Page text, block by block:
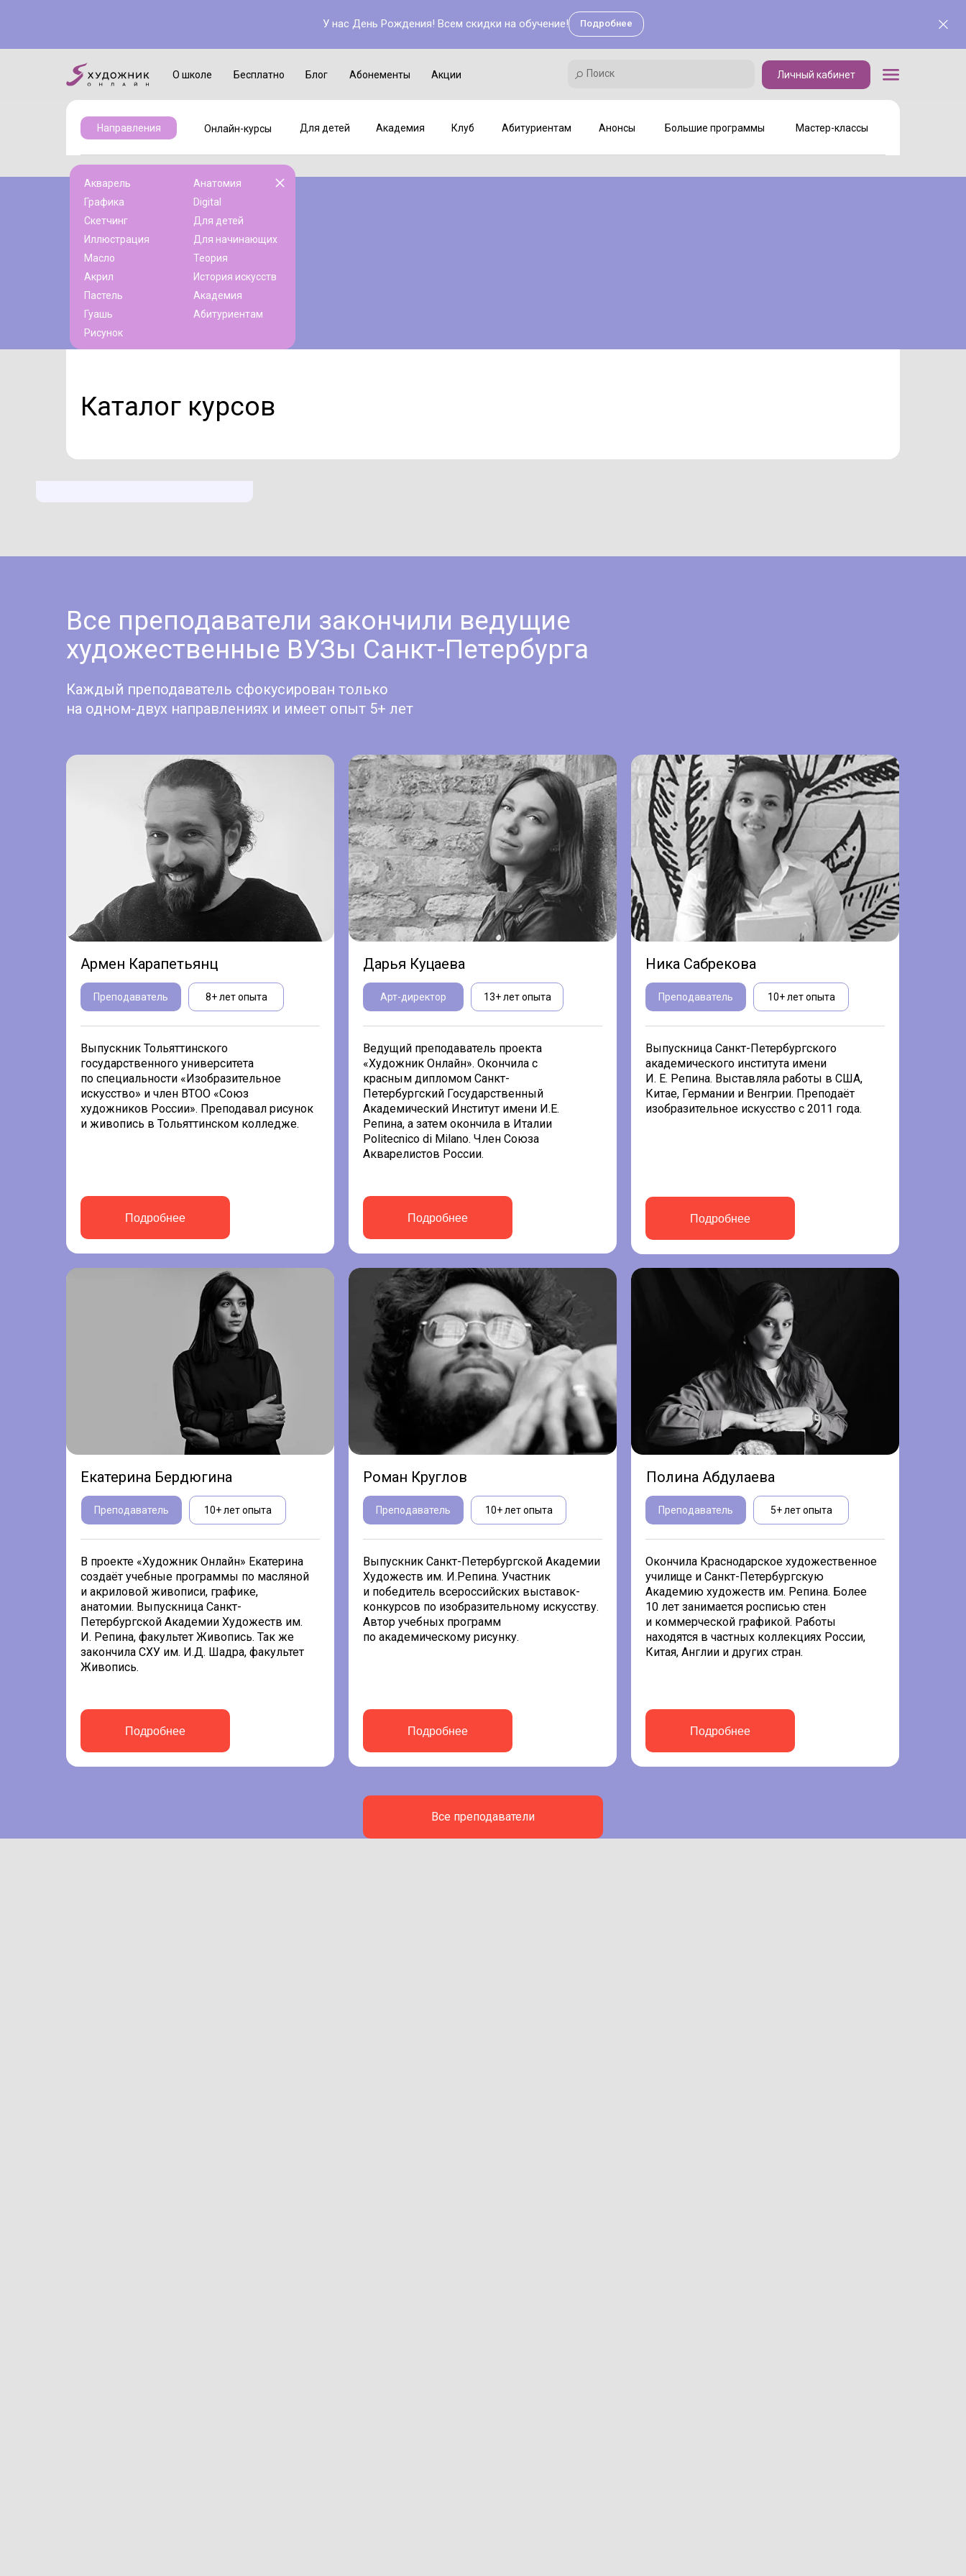
У нас День Рождения! Всем скидки на обучение! Подробнее
Блог Акции
Абонементы
О школе Бесплатно Личный кабинет
Поиск
Мастер-классы
Для детей Академия Клуб Абитуриентам Анонсы Большие программы
Онлайн-курсы
Направления
Поиск
Академия Клуб Мастер-классы
Акварель
Графика
Скетчинг
Иллюстрация
Масло
Акрил
Пастель
Гуашь
Рисунок
Анатомия
Digital
Для детей
Для начинающих
Теория
История искусств
Академия
Абитуриентам
Каталог курсов
Подробнее
Полина Абдулаева
5+ лет опыта
Преподаватель
Окончила Краснодарское художественное
училище и Санкт-Петербургскую
Академию художеств им. Репина. Более
10 лет занимается росписью стен
и коммерческой графикой. Работы
находятся в частных коллекциях России,
Китая, Англии и других стран.
Подробнее
Роман Круглов
10+ лет опыта
Преподаватель
Выпускник Санкт-Петербургской Академии
Художеств им. И.Репина. Участник
и победитель всероссийских выставок-
конкурсов по изобразительному искусству.
Автор учебных программ
по академическому рисунку.
Подробнее
10+ лет опыта
Екатерина Бердюгина
Преподаватель
В проекте «Художник Онлайн» Екатерина
создаёт учебные программы по масляной
и акриловой живописи, графике,
анатомии. Выпускница Санкт-
Петербургской Академии Художеств им.
И. Репина, факультет Живопись. Так же
закончила СХУ им. И.Д. Шадра, факультет
Живопись.
Подробнее
Преподаватель 10+ лет опыта
Ника Сабрекова
Выпускница Санкт-Петербургского
академического института имени
И. Е. Репина. Выставляла работы в США,
Китае, Германии и Венгрии. Преподаёт
изобразительное искусство с 2011 года.
Подробнее
13+ лет опыта
Арт-директор
Дарья Куцаева
Ведущий преподаватель проекта
«Художник Онлайн». Окончила с
красным дипломом Санкт-
Петербургский Государственный
Академический Институт имени И.Е.
Репина, а затем окончила в Италии
Politecnico di Milano. Член Союза
Акварелистов России.
Подробнее
8+ лет опыта
Армен Карапетьянц
Преподаватель
Выпускник Тольяттинского
государственного университета
по специальности «Изобразительное
искусство» и член ВТОО «Союз
художников России». Преподавал рисунок
и живопись в Тольяттинском колледже.
Каждый преподаватель сфокусирован только
на одном-двух направлениях и имеет опыт 5+ лет
Все преподаватели закончили ведущие
художественные ВУЗы Санкт-Петербурга
Все преподаватели